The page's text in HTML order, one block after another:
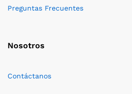
Preguntas Frecuentes
Nosotros
Contáctanos